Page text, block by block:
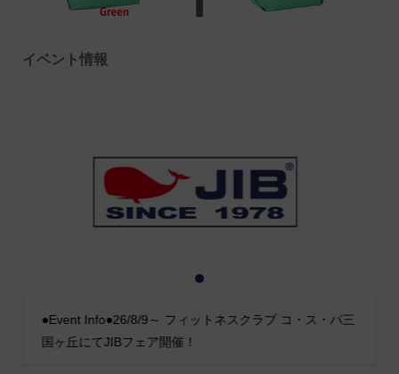
イベント情報
●Event Info●26/8/9～ フィットネスクラブ コ・ス・パ三
国ヶ丘にてJIBフェア開催！
2